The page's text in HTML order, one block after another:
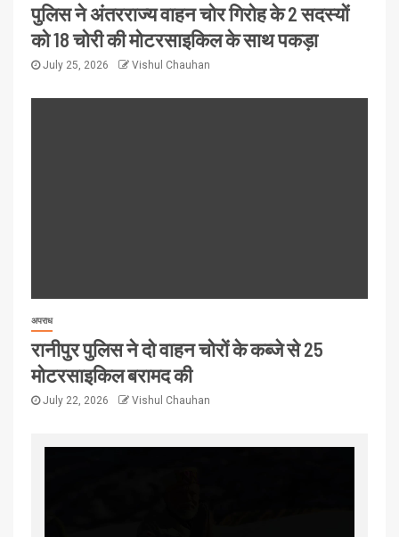
पुलिस ने अंतरराज्य वाहन चोर गिरोह के 2 सदस्यों
को 18 चोरी की मोटरसाइकिल के साथ पकड़ा
July 25, 2026 Vishul Chauhan
अपराध
रानीपुर पुलिस ने दो वाहन चोरों के कब्जे से 25
मोटरसाइकिल बरामद की
July 22, 2026 Vishul Chauhan